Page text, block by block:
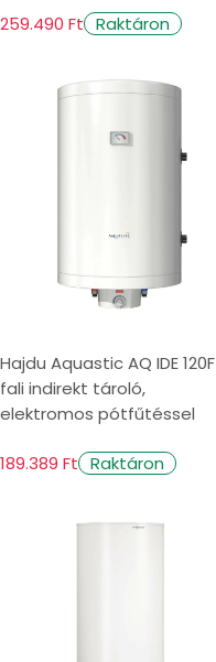
259.490 Ft Raktáron
Hajdu Aquastic AQ IDE 120F
fali indirekt tároló,
elektromos pótfűtéssel
189.389 Ft Raktáron